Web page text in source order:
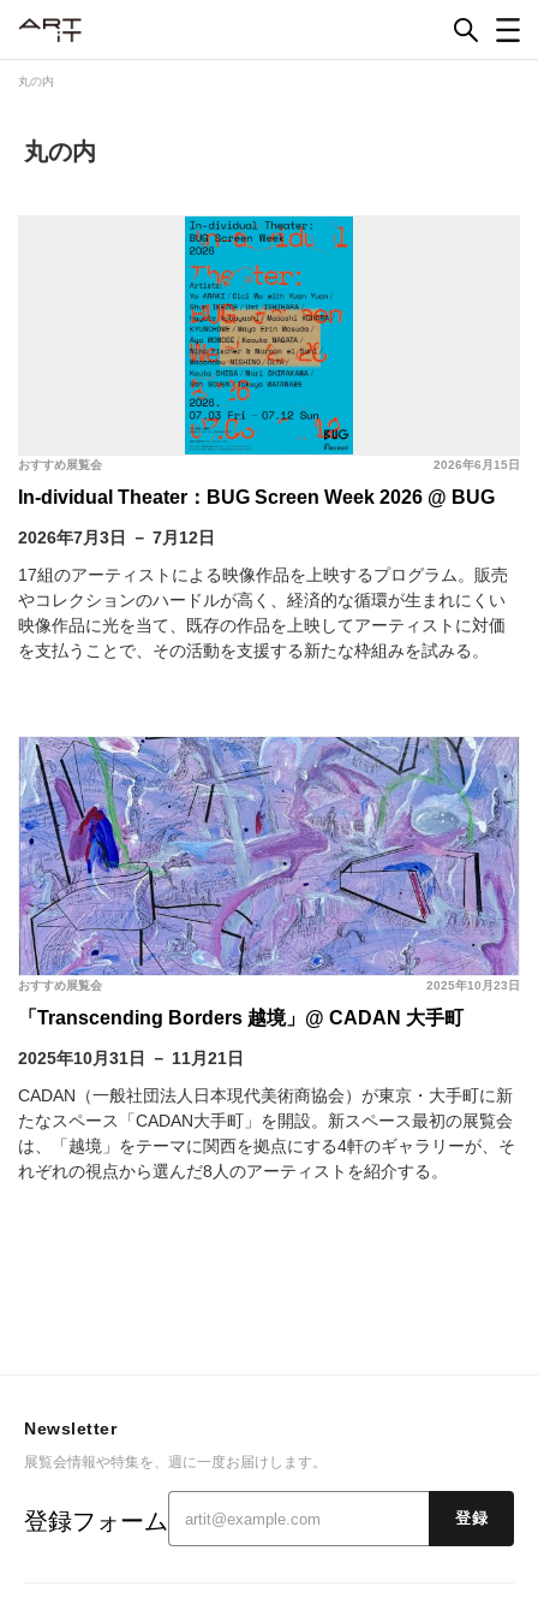
丸の内
丸の内
2026年6月15日
おすすめ展覧会
In-dividual Theater：BUG Screen Week 2026 @ BUG
2026年7月3日 － 7月12日
17組のアーティストによる映像作品を上映するプログラム。販売
やコレクションのハードルが高く、経済的な循環が生まれにくい
映像作品に光を当て、既存の作品を上映してアーティストに対価
を支払うことで、その活動を支援する新たな枠組みを試みる。
2025年10月23日
おすすめ展覧会
「Transcending Borders 越境」@ CADAN 大手町
2025年10月31日 － 11月21日
CADAN（⼀般社団法⼈⽇本現代美術商協会）が東京・大手町に新
たなスペース「CADAN大手町」を開設。新スペース最初の展覧会
は、「越境」をテーマに関西を拠点にする4軒のギャラリーが、そ
れぞれの視点から選んだ8人のアーティストを紹介する。
Newsletter
展覧会情報や特集を、週に一度お届けします。
登録フォーム 登録